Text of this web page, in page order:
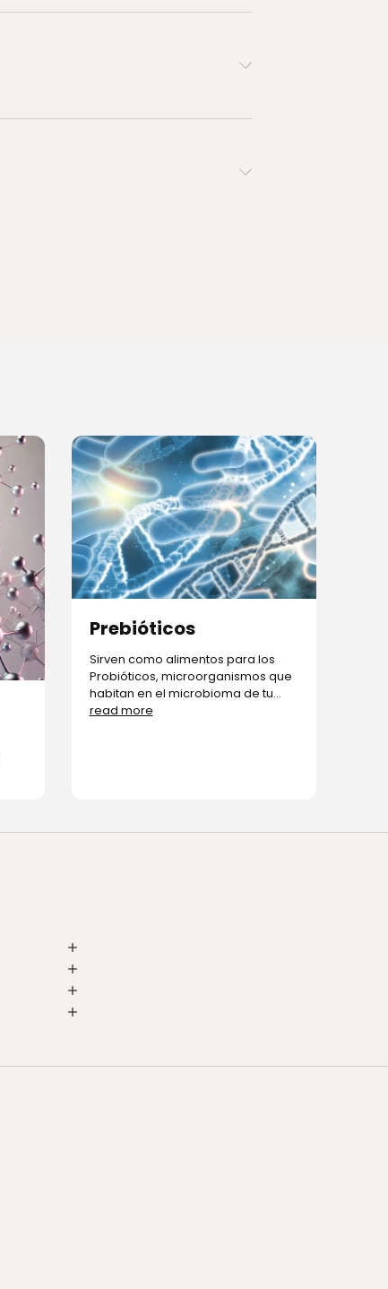
Prebióticos
Sirven como alimentos para los
Probióticos, microorganismos que
habitan en el microbioma de tu...
read more